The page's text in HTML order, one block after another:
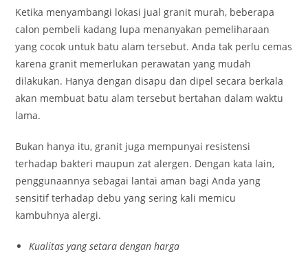
Ketika menyambangi lokasi jual granit murah, beberapa
calon pembeli kadang lupa menanyakan pemeliharaan
yang cocok untuk batu alam tersebut. Anda tak perlu cemas
karena granit memerlukan perawatan yang mudah
dilakukan. Hanya dengan disapu dan dipel secara berkala
akan membuat batu alam tersebut bertahan dalam waktu
lama.
Bukan hanya itu, granit juga mempunyai resistensi
terhadap bakteri maupun zat alergen. Dengan kata lain,
penggunaannya sebagai lantai aman bagi Anda yang
sensitif terhadap debu yang sering kali memicu
kambuhnya alergi.
Kualitas yang setara dengan harga